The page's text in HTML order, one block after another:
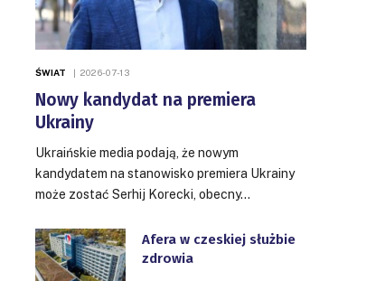
ŚWIAT 2026-07-13
Nowy kandydat na premiera
Ukrainy
Ukraińskie media podają, że nowym
kandydatem na stanowisko premiera Ukrainy
może zostać Serhij Korecki, obecny…
Afera w czeskiej służbie
zdrowia